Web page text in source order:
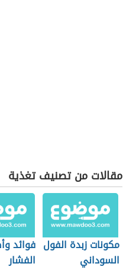
مقالات من تصنيف تغذية
مكونات زبدة الفول
السوداني
فوائد
الفشار